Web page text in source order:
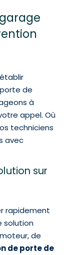
de
à
appel. Où
techniciens
avec
sur
rapidement
solution
de
de porte de